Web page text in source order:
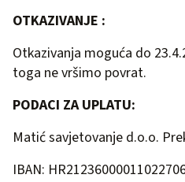
OTKAZIVANJE :
Otkazivanja moguća do
toga ne vršimo povrat.
PODACI ZA UPLATU:
Matić savjetovanje d.o.o.
IBAN: